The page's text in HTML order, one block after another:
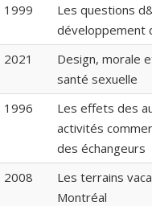
1999
Les questions
développement
2021
Design, morale
santé sexuelle
1996
Les effets des
activités
des échangeurs
2008
Les terrains
Montréal